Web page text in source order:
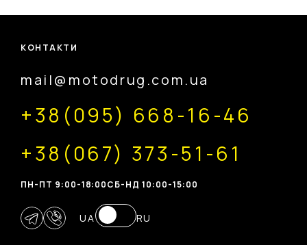
КОНТАКТИ
mail@motodrug.com.ua
+38(095) 668-16-46
+38(067) 373-51-61
ПН-ПТ 9:00-18:00CБ-НД 10:00-15:00
UA RU